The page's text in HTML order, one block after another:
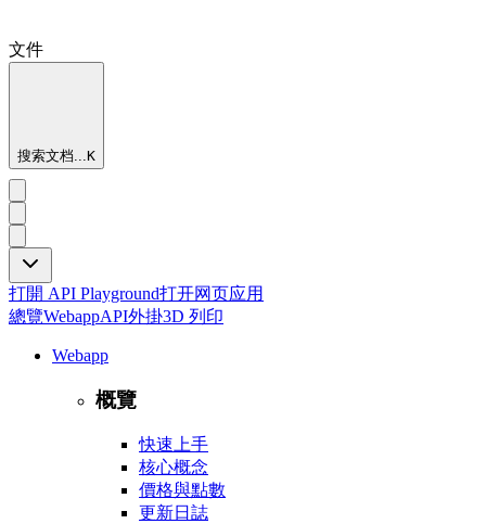
文件
搜索文档...K
打開 API Playground打开网页应用
總覽WebappAPI外掛3D 列印
Webapp
概覽
快速上手
核心概念
價格與點數
更新日誌